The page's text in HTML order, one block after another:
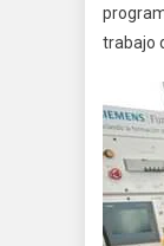
trabajo